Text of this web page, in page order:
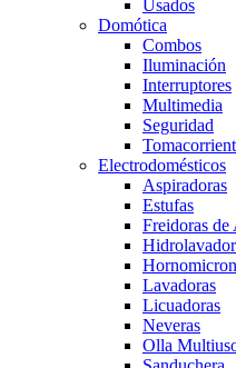
Usados
Domótica
Combos
Iluminación
Interruptores
Multimedia
Seguridad
Electrodomésticos
Aspiradoras
Estufas
Freidoras de
Lavadoras
Licuadoras
Neveras
Olla